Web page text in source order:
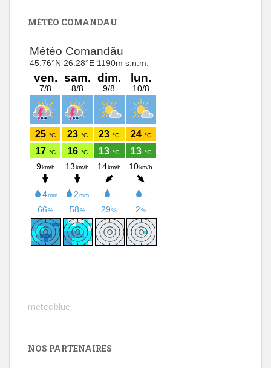
MÉTÉO COMANDAU
meteoblue
NOS PARTENAIRES